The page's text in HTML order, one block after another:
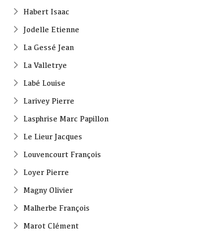
Habert Isaac
Jodelle Etienne
La Gessé Jean
La Valletrye
Labé Louise
Larivey Pierre
Lasphrise Marc Papillon
Le Lieur Jacques
Louvencourt François
Loyer Pierre
Magny Olivier
Malherbe François
Marot Clément